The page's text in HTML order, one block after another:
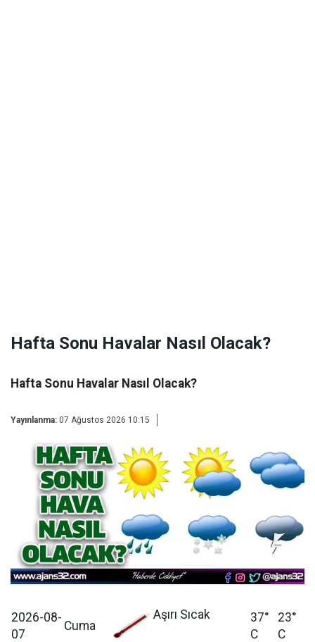
Hafta Sonu Havalar Nasıl Olacak?
Hafta Sonu Havalar Nasıl Olacak?
Yayınlanma: 07 Ağustos 2026 10:15
2026-08-
07
Cuma
Aşırı Sıcak
37°
C
23°
C